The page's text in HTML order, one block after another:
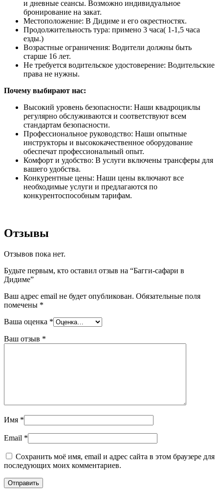
и дневные сеансы. Возможно индивидуальное
бронирование на закат.
Местоположение: В Дидиме и его окрестностях.
Продолжительность тура: примено 3 часа( 1-1,5 часа
езды.)
Возрастные ограничения: Водители должны быть
старше 16 лет.
Не требуется водительское удостоверение: Водительские
права не нужны.
Почему выбирают нас:
Высокий уровень безопасности: Наши квадроциклы
регулярно обслуживаются и соответствуют всем
стандартам безопасности.
Профессиональное руководство: Наши опытные
инструкторы и высококачественное оборудование
обеспечат профессиональный опыт.
Комфорт и удобство: В услуги включены трансферы для
вашего удобства.
Конкурентные цены: Наши цены включают все
необходимые услуги и предлагаются по
конкурентоспособным тарифам.
Отзывы
Отзывов пока нет.
Будьте первым, кто оставил отзыв на “Багги-сафари в
Дидиме”
Ваш адрес email не будет опубликован. Обязательные поля
помечены *
Ваша оценка *
Ваш отзыв *
Имя *
Email *
Сохранить моё имя, email и адрес сайта в этом браузере для
последующих моих комментариев.